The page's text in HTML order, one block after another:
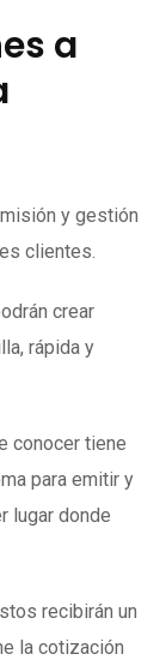
a
y gestión
clientes.
crear
rápida y
conocer tiene
para emitir y
lugar donde
recibirán un
la cotización